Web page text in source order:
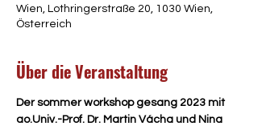
Wien, Lothringerstraße 20, 1030 Wien,
Österreich
Über die Veranstaltung
Der sommer workshop gesang 2023 mit
ao.Univ.-Prof. Dr. Martin Vácha und Nina